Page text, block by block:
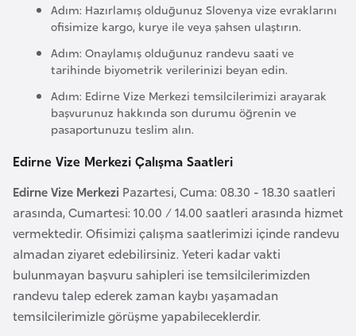
Adım: Hazırlamış olduğunuz Slovenya vize evraklarını
ofisimize kargo, kurye ile veya şahsen ulaştırın.
Adım: Onaylamış olduğunuz randevu saati ve
tarihinde biyometrik verilerinizi beyan edin.
Adım: Edirne Vize Merkezi temsilcilerimizi arayarak
başvurunuz hakkında son durumu öğrenin ve
pasaportunuzu teslim alın.
Edirne Vize Merkezi Çalışma Saatleri
Edirne Vize Merkezi Pazartesi, Cuma: 08.30 - 18.30 saatleri
arasında, Cumartesi: 10.00 / 14.00 saatleri arasında hizmet
vermektedir. Ofisimizi çalışma saatlerimizi içinde randevu
almadan ziyaret edebilirsiniz. Yeteri kadar vakti
bulunmayan başvuru sahipleri ise temsilcilerimizden
randevu talep ederek zaman kaybı yaşamadan
temsilcilerimizle görüşme yapabileceklerdir.
o
n
a
H
e
r
s
e